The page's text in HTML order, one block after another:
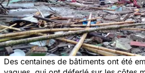
Des centaines de bâtiments ont été